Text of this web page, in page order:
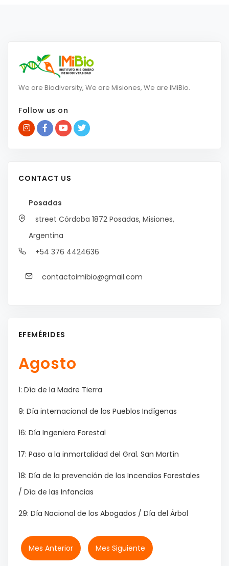
We are Biodiversity, We are Misiones, We are IMiBio.
Follow us on
CONTACT US
Posadas
street Córdoba 1872 Posadas, Misiones,
Argentina
+54 376 4424636
contactoimibio@gmail.com
EFEMÉRIDES
Agosto
1: Día de la Madre Tierra
9: Día internacional de los Pueblos Indígenas
16: Día Ingeniero Forestal
17: Paso a la inmortalidad del Gral. San Martín
18: Día de la prevención de los Incendios Forestales
/ Día de las Infancias
29: Día Nacional de los Abogados / Día del Árbol
Mes Anterior Mes Siguiente